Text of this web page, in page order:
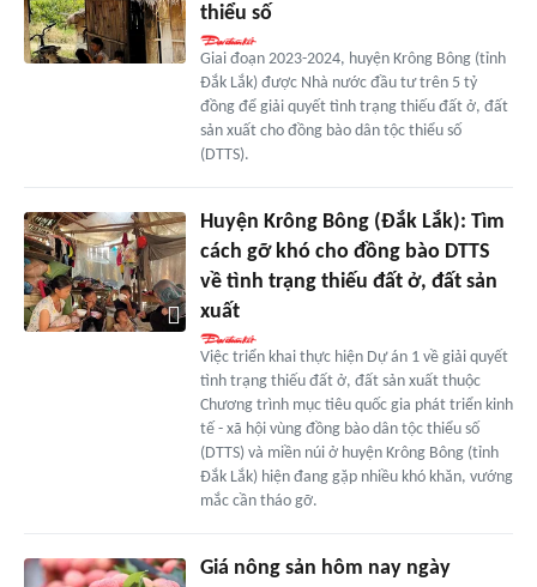
thiểu số
Giai đoạn 2023-2024, huyện Krông Bông (tỉnh
Đắk Lắk) được Nhà nước đầu tư trên 5 tỷ
đồng để giải quyết tình trạng thiếu đất ở, đất
sản xuất cho đồng bào dân tộc thiểu số
(DTTS).
Huyện Krông Bông (Đắk Lắk): Tìm
cách gỡ khó cho đồng bào DTTS
về tình trạng thiếu đất ở, đất sản
xuất
Việc triển khai thực hiện Dự án 1 về giải quyết
tình trạng thiếu đất ở, đất sản xuất thuộc
Chương trình mục tiêu quốc gia phát triển kinh
tế - xã hội vùng đồng bào dân tộc thiểu số
(DTTS) và miền núi ở huyện Krông Bông (tỉnh
Đắk Lắk) hiện đang gặp nhiều khó khăn, vướng
mắc cần tháo gỡ.
Giá nông sản hôm nay ngày